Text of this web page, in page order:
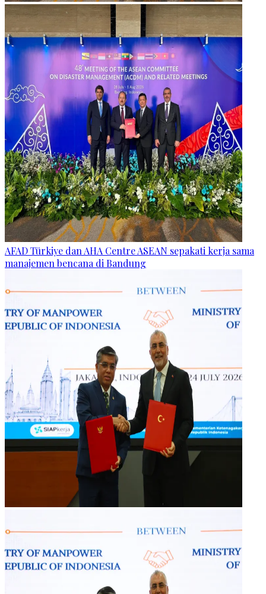
AFAD Türkiye dan AHA Centre ASEAN sepakati kerja sama
manajemen bencana di Bandung